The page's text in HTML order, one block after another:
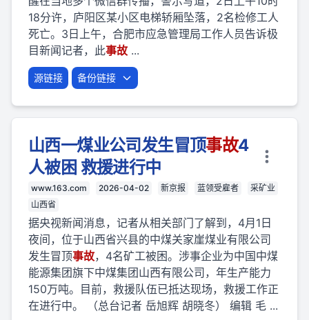
18分许，庐阳区某小区电梯轿厢坠落，2名检修工人
死亡。3日上午，合肥市应急管理局工作人员告诉极
目新闻记者，此事故 ...
源链接 备份链接
山西一煤业公司发生冒顶事故4
人被困 救援进行中
www.163.com 2026-04-02 新京报 蓝领受雇者
采矿业
山西省
据央视新闻消息，记者从相关部门了解到，4月1日
夜间，位于山西省兴县的中煤关家崖煤业有限公司
发生冒顶事故，4名矿工被困。涉事企业为中国中煤
能源集团旗下中煤集团山西有限公司，年生产能力
150万吨。目前，救援队伍已抵达现场，救援工作正
在进行中。 （总台记者 岳旭辉 胡晓冬） 编辑 毛 ...